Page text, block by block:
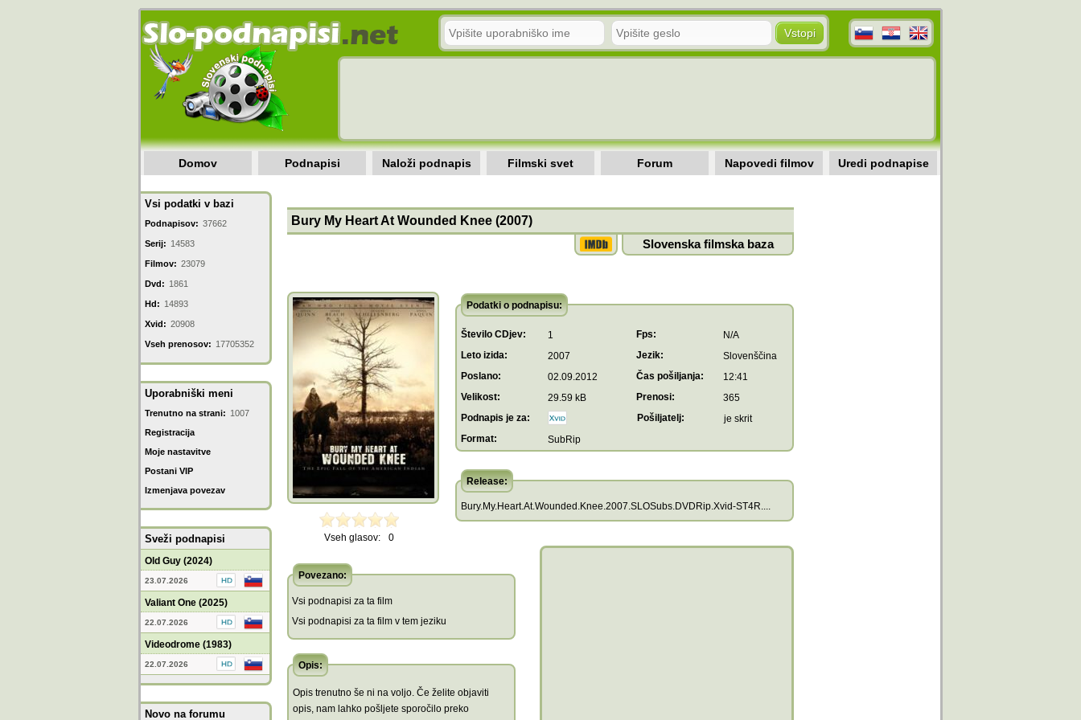
Domov Podnapisi Naloži podnapis Filmski svet Forum Napovedi filmov Uredi podnapise
Vsi podatki v bazi
Podnapisov: 37662
Serij: 14583
Filmov: 23079
Dvd: 1861
Hd: 14893
Xvid: 20908
Vseh prenosov: 17705352
Uporabniški meni
Trenutno na strani: 1007
Registracija
Moje nastavitve
Postani VIP
Izmenjava povezav
Sveži podnapisi
Old Guy (2024)
23.07.2026
Valiant One (2025)
22.07.2026
Videodrome (1983)
22.07.2026
Novo na forumu
Bury My Heart At Wounded Knee (2007)
Slovenska filmska baza
Vseh glasov: 0
Podatki o podnapisu:
Število CDjev: 1 Fps:
N/A
Leto izida:
2007 Jezik:
Slovenščina
Poslano:
02.09.2012 Čas pošiljanja:
12:41
Velikost:
29.59 kB Prenosi:
365
Podnapis je za:
Pošiljatelj:
je skrit
Format:
SubRip
Release:
Bury.My.Heart.At.Wounded.Knee.2007.SLOSubs.DVDRip.Xvid-ST4R....
Povezano:
Vsi podnapisi za ta film
Vsi podnapisi za ta film v tem jeziku
Opis:
Opis trenutno še ni na voljo. Če želite objaviti
opis, nam lahko pošljete sporočilo preko